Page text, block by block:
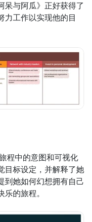
呆与阿瓜》正好获得了
力工作以实现他的目
程中的意图和可视化
目标设定，并解释了她
到她如何幻想拥有自己
的旅程。